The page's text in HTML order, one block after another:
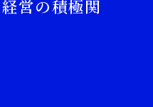
営の積極関